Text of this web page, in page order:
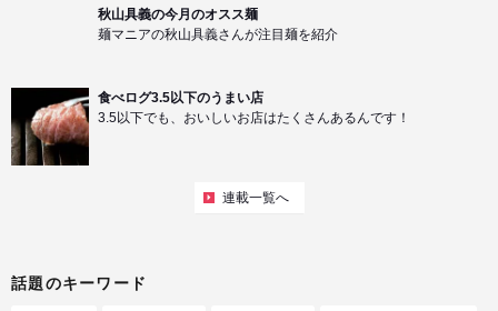
秋山具義の今月のオスス麺
麺マニアの秋山具義さんが注目麺を紹介
食べログ3.5以下のうまい店
3.5以下でも、おいしいお店はたくさんあるんです！
連載一覧へ
話題のキーワード